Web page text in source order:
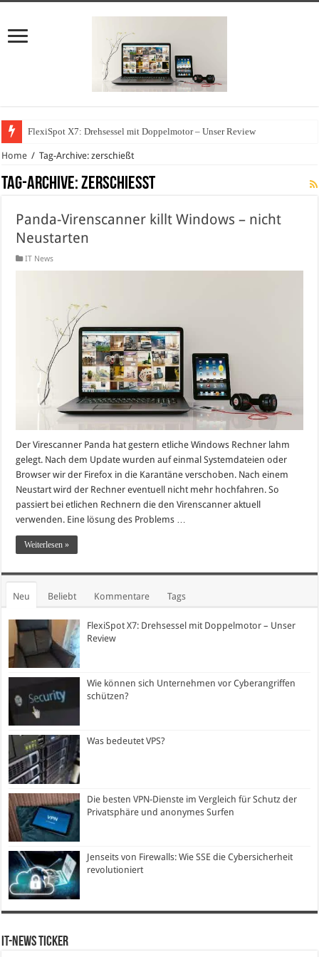
FlexiSpot X7: Drehsessel mit Doppelmotor – Unser Review
Home / Tag-Archive: zerschießt
Tag-Archive:zerschießt
Panda-Virenscanner killt Windows – nicht
Neustarten
IT News
Der Virescanner Panda hat gestern etliche Windows Rechner lahm
gelegt. Nach dem Update wurden auf einmal Systemdateien oder
Browser wir der Firefox in die Karantäne verschoben. Nach einem
Neustart wird der Rechner eventuell nicht mehr hochfahren. So
passiert bei etlichen Rechnern die den Virenscanner aktuell
verwenden. Eine lösung des Problems …
Weiterlesen »
Neu Beliebt Kommentare Tags
FlexiSpot X7: Drehsessel mit Doppelmotor – Unser
Review
Wie können sich Unternehmen vor Cyberangriffen
schützen?
Was bedeutet VPS?
Die besten VPN-Dienste im Vergleich für Schutz der
Privatsphäre und anonymes Surfen
Jenseits von Firewalls: Wie SSE die Cybersicherheit
revolutioniert
IT-News Ticker